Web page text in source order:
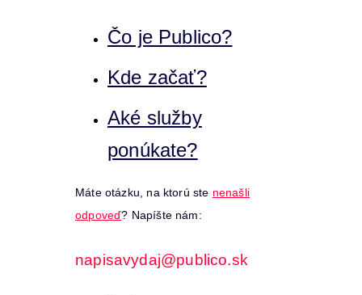
Čo je Publico?
Kde začať?
Aké služby
ponúkate?
Máte otázku, na ktorú ste nenašli
odpoveď? Napíšte nám:
napisavydaj@publico.sk